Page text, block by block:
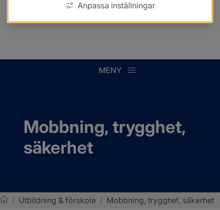
MENY
Mobbning, trygghet,
säkerhet
/ Utbildning & förskola / Mobbning, trygghet, säkerhet
Anpassa inställningar